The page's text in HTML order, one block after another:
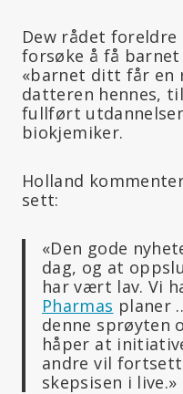
Dew rådet
forsøke å få
«barnet ditt får en
datteren hennes,
fullført
biokjemiker.
Holland
sett:
«Den gode
dag, og at
har vært lav. Vi
Pharmas planer
denne sprøyten
håper at
andre vil
skepsisen i live.»